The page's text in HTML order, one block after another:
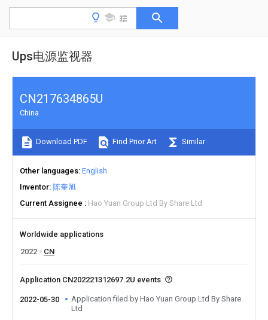
Ups电源监视器
CN217634865U
China
Download PDF Find Prior Art Similar
Other languages English
Inventor 陈奎旭
Current Assignee
Hao Yuan Group Ltd By Share Ltd
Worldwide applications
2022
CN
Application CN202221312697.2U events
2022-05-30
Application filed by Hao Yuan Group Ltd By Share
Ltd